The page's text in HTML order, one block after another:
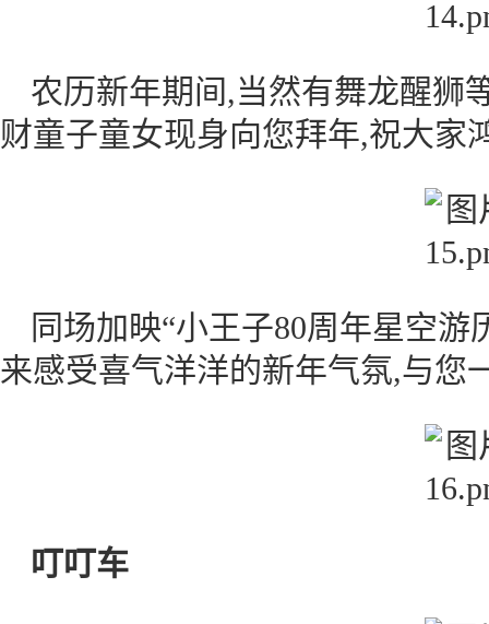
农历新年期间,当然有舞龙醒狮
财童子童女现身向您拜年,祝大家
同场加映“小王子80周年星空
来感受喜气洋洋的新年气氛,与您
叮叮车